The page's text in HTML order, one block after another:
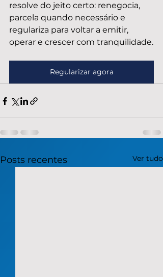
resolve do jeito certo: renegocia,
parcela quando necessário e
regulariza para voltar a emitir,
operar e crescer com tranquilidade.
Regularizar agora
Posts recentes Ver tudo